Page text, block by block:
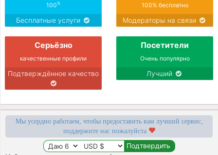
100%
Бесплатные услуги
100% бесплатно
Модераторы на связи
Серьёзно
качественные профили
Подтверждённое качество
Посетители
Очень популярно
Лучший
Мы усердно работаем, чтобы предоставить вам лучший сервис,
поддержите нас пожалуйста